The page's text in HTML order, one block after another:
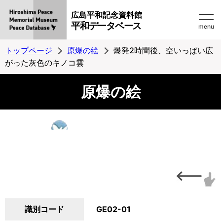
広島平和記念資料館
平和データベース menu
トップページ 原爆の絵
爆発2時間後、空いっぱい広
がった灰色のキノコ雲
原爆の絵
識別コード GE02-01